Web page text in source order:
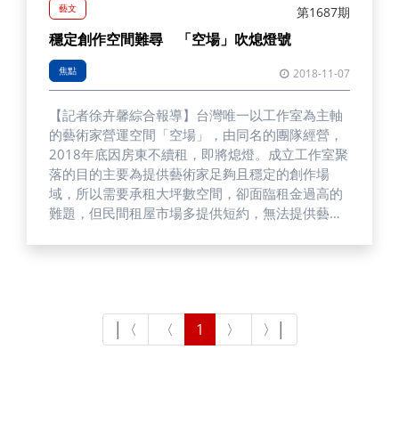
藝文 第1687期
穩定創作空間難尋 「空場」吹熄燈號
焦點 2018-11-07
【記者徐卉馨綜合報導】台灣唯一以工作室為主軸
的藝術家營運空間「空場」，由同名的團隊經營，
2018年底因房東不續租，即將熄燈。成立工作室聚
落的目的主要為提供藝術家足夠且穩定的創作場
域，所以需要承租大坪數空間，卻面臨租金過高的
難題，但民間租屋市場多提供短約，無法提供藝術
條置於展場開端處。Open Studio 16位參展藝術
家、共開放11間工作室。 圖／徐卉馨攝&nbsp;空
場在2012年底承租位於北投、前身為紡織廠的空